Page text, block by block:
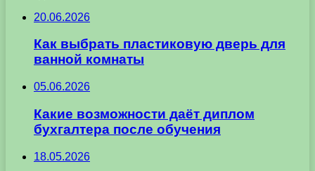
20.06.2026
Как выбрать пластиковую дверь для
ванной комнаты
05.06.2026
Какие возможности даёт диплом
бухгалтера после обучения
18.05.2026